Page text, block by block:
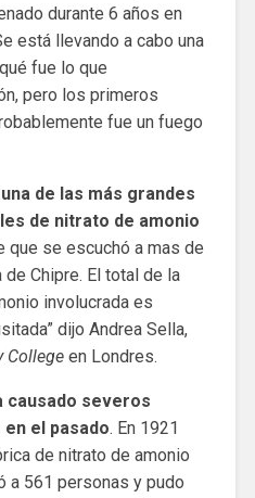
durante 6 años en
está llevando a cabo una
fue lo que
pero los primeros
fue un fuego
una de las más grandes
de nitrato de amonio
que se escuchó a mas de
Chipre. El total de la
involucrada es
dijo Andrea Sella,
Collegeen Londres.
causado severos
el pasado. En 1921
de nitrato de amonio
a 561 personas y pudo